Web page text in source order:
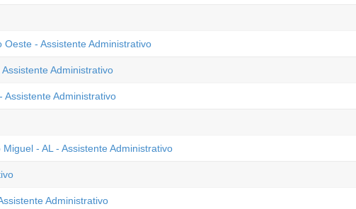
- Assistente Administrativo
Administrativo
Administrativo
- AL - Assistente Administrativo
Administrativo